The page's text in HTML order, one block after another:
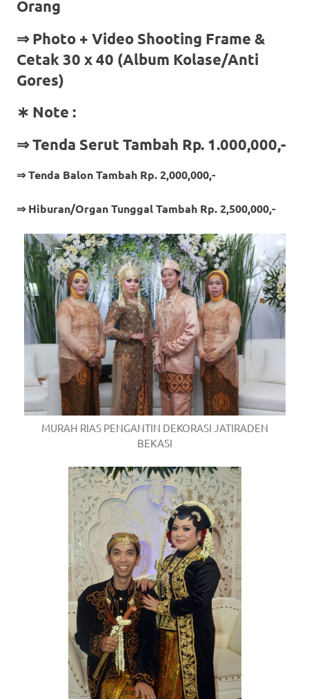
Orang
⇒Photo + Video Shooting Frame &
Cetak 30 x 40 (Album Kolase/Anti
Gores)
∗ Note :
⇒ Tenda Serut Tambah Rp. 1.000,000,-
⇒ Tenda Balon Tambah Rp. 2,000,000,-
⇒ Hiburan/Organ Tunggal Tambah Rp. 2,500,000,-
MURAH RIAS PENGANTIN DEKORASI JATIRADEN
BEKASI